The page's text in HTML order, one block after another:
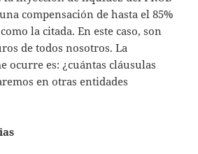
compensación de hasta el 85%
la citada. En este caso, son
de todos nosotros. La
ocurre es: ¿cuántas cláusulas
en otras entidades